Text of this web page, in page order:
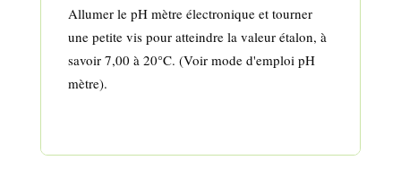
Allumer le pH mètre électronique et tourner
une petite vis pour atteindre la valeur étalon, à
savoir 7,00 à 20°C. (Voir mode d'emploi pH
mètre).